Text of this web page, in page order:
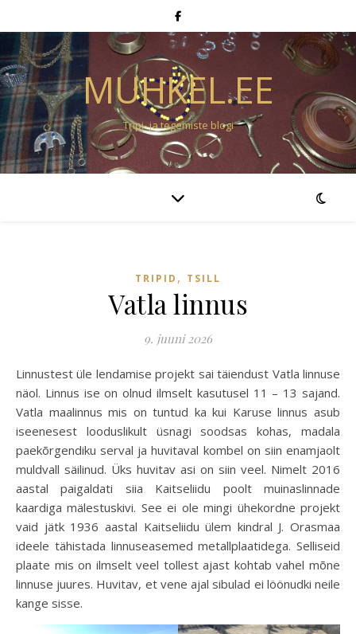
MUHKEL.EE
Tripi- ja tegemiste blogi
TRIPID , TSILL
Vatla linnus
9. juuni 2026
Linnustest üle lendamise projekt sai täiendust Vatla linnuse
näol. Linnus ise on olnud ilmselt kasutusel 11 – 13 sajand.
Vatla maalinnus mis on tuntud ka kui Karuse linnus asub
iseenesest looduslikult üsnagi soodsas kohas, madala
paekõrgendiku serval ja huvitaval kombel on siin enamjaolt
muldvall säilinud. Üks huvitav asi on siin veel. Nimelt 2016
aastal paigaldati siia Kaitseliidu poolt muinaslinnade
kaardiga mälestuskivi. See ei ole mingi ühekordne projekt
vaid jätk 1936 aastal Kaitseliidu ülem kindral J. Orasmaa
ideele tähistada linnuseasemed metallplaatidega. Selliseid
plaate mis on ilmselt veel tollest ajast kohtab vahel mõne
linnuse juures. Huvitav, et vene ajal sibulad ei löönudki neile
kange sisse.